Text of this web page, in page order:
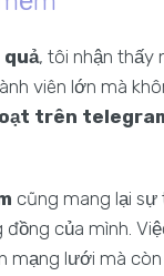
, tôi nhận thấy
viên lớn mà
trên
cũng mang lại sự
của mình.
mạng lưới mà